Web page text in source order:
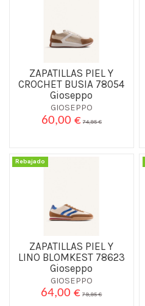
ZAPATILLAS PIEL Y
CROCHET BUSIA 78054
Gioseppo
GIOSEPPO
60,00 € 74,95 €
Rebajado
ZAPATILLAS PIEL Y
LINO BLOMKEST 78623
Gioseppo
GIOSEPPO
64,00 € 79,95 €